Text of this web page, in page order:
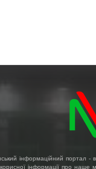
інформаційний портал -
корисної інформації про наше